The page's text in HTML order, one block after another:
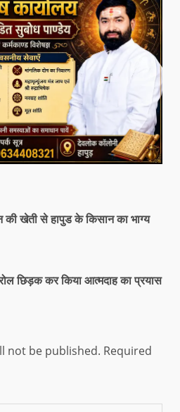
की खेती से हापुड के किसान का भाग्य
छिड़क कर किया आत्मदाह का प्रयास
not be published. Required